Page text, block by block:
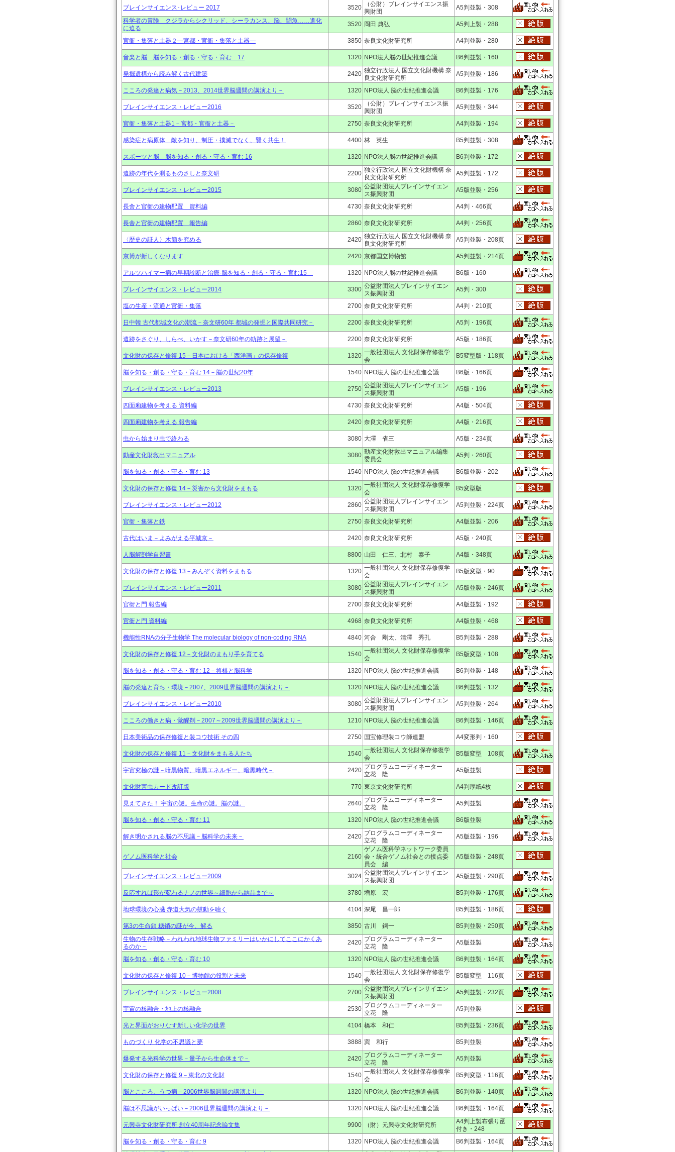
ブレインサイエンス･レビュー 2017 3520
（公財）ブレインサイエンス振
興財団
A5判並製・308
科学者の冒険 クジラからシクリッド、シーラカンス、脳、闘魚……進化
に迫る
3520 岡田 典弘 A5判上製・288
官衙・集落と土器２―宮都・官衙・集落と土器― 3850 奈良文化財研究所 A4判並製・280
音楽と脳 脳を知る・創る・守る・育む 17 1320 NPO法人脳の世紀推進会議 B6判並製・160
発掘遺構から読み解く古代建築 2420 独立行政法人 国立文化財機構 奈
良文化財研究所
A5判並製・186
こころの発達と病気－2013、2014世界脳週間の講演より－ 1320 NPO法人 脳の世紀推進会議 B6判並製・176
ブレインサイエンス・レビュー2016 3520
（公財）ブレインサイエンス振
興財団
A5判並製・344
官衙・集落と土器1－宮都・官衙と土器－ 2750 奈良文化財研究所 A4判並製・194
感染症と病原体 敵を知り、制圧・撲滅でなく、賢く共生！ 4400 林 英生 B5判並製・308
スポーツと脳 脳を知る・創る・守る・育む 16 1320 NPO法人脳の世紀推進会議 B6判並製・172
遺跡の年代を測るものさしと奈文研 2200 独立行政法人 国立文化財機構 奈
良文化財研究所
A5判並製・172
ブレインサイエンス・レビュー2015 3080 公益財団法人ブレインサイエン
ス振興財団
A5版並製・256
長舎と官衙の建物配置 資料編 4730 奈良文化財研究所 A4判・466頁
長舎と官衙の建物配置 報告編 2860 奈良文化財研究所 A4判・256頁
〈歴史の証人〉木簡を究める 2420 独立行政法人 国立文化財機構 奈
良文化財研究所
A5判並製・208頁
京博が新しくなります 2420 京都国立博物館 A5判並製・214頁
アルツハイマー病の早期診断と治療-脳を知る・創る・守る・育む15 1320 NPO法人脳の世紀推進会議 B6版・160
ブレインサイエンス・レビュー2014 3300 公益財団法人ブレインサイエン
ス振興財団
A5判・300
塩の生産・流通と官衙・集落 2700 奈良文化財研究所 A4判・210頁
日中韓 古代都城文化の潮流－奈文研60年 都城の発掘と国際共同研究－ 2200 奈良文化財研究所 A5判・196頁
遺跡をさぐり、しらべ、いかす－奈文研60年の軌跡と展望－ 2200 奈良文化財研究所 A5版・186頁
文化財の保存と修復 15－日本における「西洋画」の保存修復 1320 一般社団法人 文化財保存修復学
会
B5変型版・118頁
脳を知る・創る・守る・育む 14－脳の世紀20年 1540 NPO法人 脳の世紀推進会議 B6版・166頁
ブレインサイエンス・レビュー2013 2750 公益財団法人ブレインサイエン
ス振興財団
A5版・196
四面廂建物を考える 資料編 4730 奈良文化財研究所 A4版・504頁
四面廂建物を考える 報告編 2420 奈良文化財研究所 A4版・216頁
虫から始まり虫で終わる 3080 大澤 省三 A5版・234頁
動産文化財救出マニュアル 3080 動産文化財救出マニュアル編集
委員会
A5判・260頁
脳を知る・創る・守る・育む 13 1540 NPO法人 脳の世紀推進会議 B6版並製・202
文化財の保存と修復 14－災害から文化財をまもる 1320 一般社団法人 文化財保存修復学
会
B5変型版
ブレインサイエンス・レビュー2012 2860 公益財団法人ブレインサイエン
ス振興財団
A5判並製・224頁
官衙・集落と鉄 2750 奈良文化財研究所 A4版並製・206
古代はいま－よみがえる平城京－ 2420 奈良文化財研究所 A5版・240頁
人脳解剖学自習書 8800 山田 仁三、北村 泰子 A4版・348頁
文化財の保存と修復 13－みんぞく資料をまもる 1320 一般社団法人 文化財保存修復学
会
B5版変型・90
ブレインサイエンス・レビュー2011 3080 公益財団法人ブレインサイエン
ス振興財団
A5版並製・246頁
官衙と門 報告編 2700 奈良文化財研究所 A4版並製・192
官衙と門 資料編 4968 奈良文化財研究所 A4版並製・468
機能性RNAの分子生物学 The molecular biology of non-coding RNA 4840 河合 剛太、清澤 秀孔 B5判並製・288
文化財の保存と修復 12－文化財のまもり手を育てる 1540 一般社団法人 文化財保存修復学
会
B5版変型・108
脳を知る・創る・守る・育む 12－将棋と脳科学 1320 NPO法人 脳の世紀推進会議 B6判並製・148
脳の発達と育ち・環境－2007、2009世界脳週間の講演より－ 1320 NPO法人 脳の世紀推進会議 B6判並製・132
ブレインサイエンス・レビュー2010 3080 公益財団法人ブレインサイエン
ス振興財団
A5判並製・264
こころの働きと病・覚醒剤－2007～2009世界脳週間の講演より－ 1210 NPO法人 脳の世紀推進会議 B6判並製・146頁
日本美術品の保存修復と装コウ技術 その四 2750 国宝修理装コウ師連盟 A4変形判・160
文化財の保存と修復 11－文化財をまもる人たち 1540 一般社団法人 文化財保存修復学
会
B5版変型 108頁
宇宙究極の謎－暗黒物質、暗黒エネルギー、暗黒時代－ 2420 プログラムコーディネーター
立花 隆
A5版並製
文化財害虫カード改訂版 770 東京文化財研究所 A4判厚紙4枚
見えてきた！ 宇宙の謎。生命の謎。脳の謎。 2640 プログラムコーディネーター
立花 隆
A5判並製
脳を知る・創る・守る・育む 11 1320 NPO法人 脳の世紀推進会議 B6版並製
解き明かされる脳の不思議－脳科学の未来－ 2420 プログラムコーディネーター
立花 隆
A5版並製・196
ゲノム医科学と社会 2160
ゲノム医科学ネットワーク委員
会・統合ゲノム社会との接点委
員会 編
A5版並製・248頁
ブレインサイエンス・レビュー2009 3024 公益財団法人ブレインサイエン
ス振興財団
A5版並製・290頁
反応すれば形が変わるナノの世界～細胞から結晶まで～ 3780 増原 宏 B5判並製・176頁
地球環境の心臓 赤道大気の鼓動を聴く 4104 深尾 昌一郎 B5判並製・186頁
第3の生命鎖 糖鎖の謎が今、解る 3850 古川 鋼一
B5判並製・250頁
生物の生存戦略－われわれ地球生物ファミリーはいかにしてここにかくあ
るのか－
2420 プログラムコーディネーター
立花 隆
A5版並製
脳を知る・創る・守る・育む 10 1320 NPO法人 脳の世紀推進会議 B6判並製・164頁
文化財の保存と修復 10－博物館の役割と未来 1540 一般社団法人 文化財保存修復学
会
B5版変型 116頁
ブレインサイエンス・レビュー2008 2700 公益財団法人ブレインサイエン
ス振興財団
A5判並製・232頁
宇宙の核融合・地上の核融合 2530 プログラムコーディネーター
立花 隆
A5判並製
光と界面がおりなす新しい化学の世界 4104 橋本 和仁 B5判並製・236頁
ものづくり 化学の不思議と夢 3888 巽 和行 B5判並製
爆発する光科学の世界－量子から生命体まで－ 2420 プログラムコーディネーター
立花 隆
A5判並製
文化財の保存と修復 9－東北の文化財 1540 一般社団法人 文化財保存修復学
会
B5判変型・116頁
脳とこころ、うつ病－2006世界脳週間の講演より－ 1320 NPO法人 脳の世紀推進会議 B6判並製・140頁
脳は不思議がいっぱい－2006世界脳週間の講演より－ 1320 NPO法人 脳の世紀推進会議 B6判並製・164頁
元興寺文化財研究所 創立40周年記念論文集 9900 （財）元興寺文化財研究所
A4判上製布張り函
付き・248
脳を知る・創る・守る・育む 9
1320 NPO法人 脳の世紀推進会議
B6判並製・164頁